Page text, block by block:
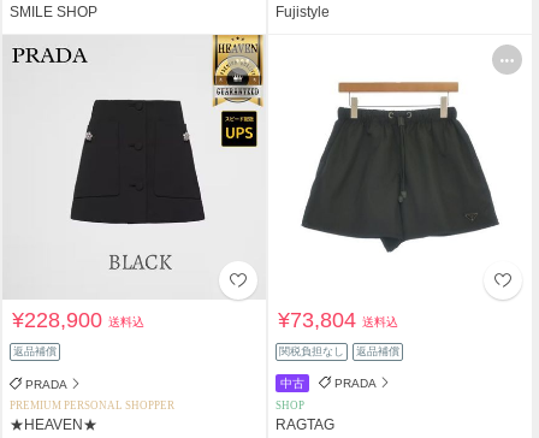
SMILE SHOP Fujistyle
¥228,900送料込
返品補償
PRADA
PREMIUM PERSONAL SHOPPER
★HEAVEN★
¥73,804送料込
関税負担なし 返品補償
中古 PRADA
SHOP
RAGTAG